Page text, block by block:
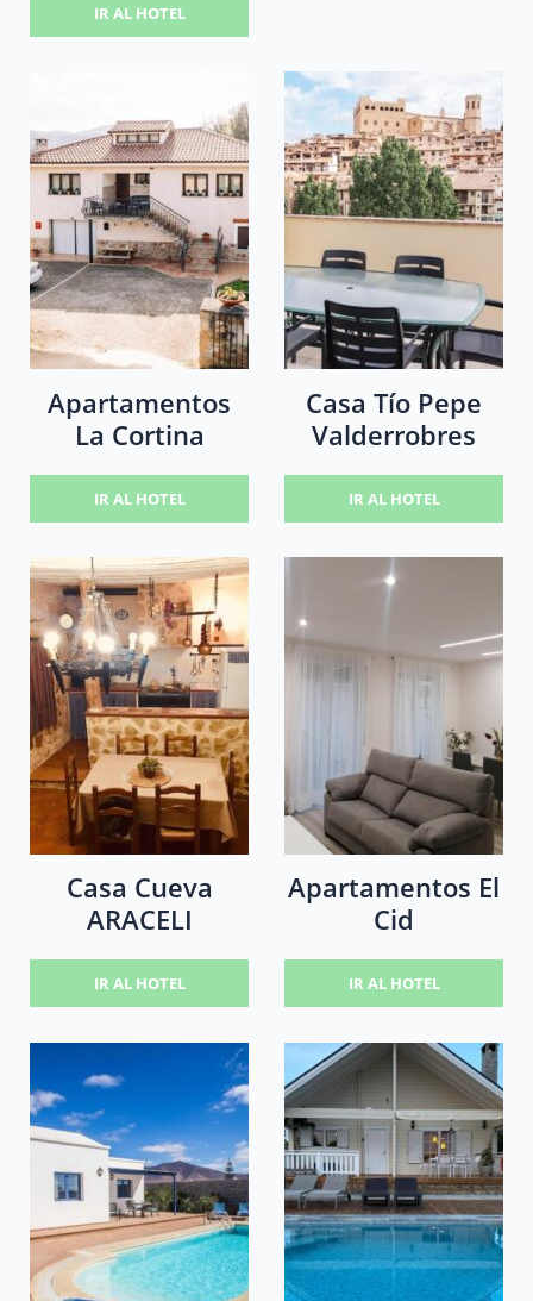
IR AL HOTEL
Apartamentos
La Cortina
IR AL HOTEL
Casa Tío Pepe
Valderrobres
IR AL HOTEL
Casa Cueva
ARACELI
IR AL HOTEL
Apartamentos El
Cid
IR AL HOTEL